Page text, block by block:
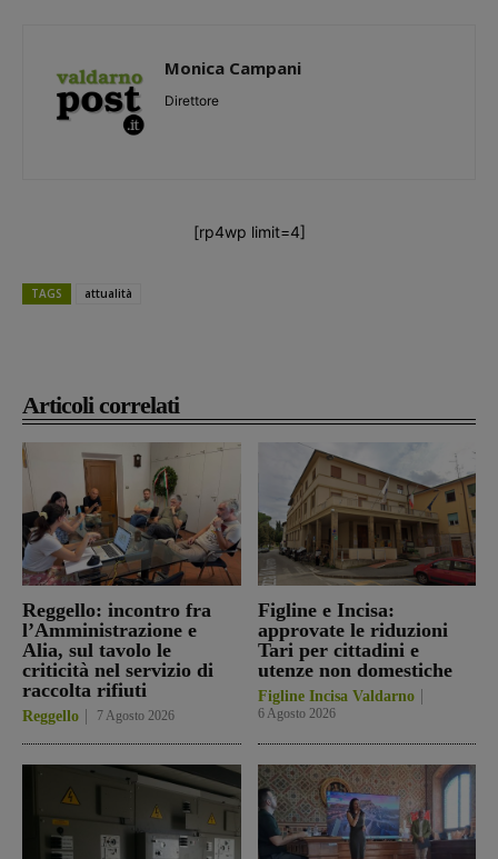
Articoli correlati
Reggello: incontro fra
l’Amministrazione e
Alia, sul tavolo le
criticità nel servizio di
raccolta rifiuti
Reggello 7 Agosto 2026
Figline e Incisa:
approvate le riduzioni
Tari per cittadini e
utenze non domestiche
Figline Incisa Valdarno
6 Agosto 2026
Monica Campani
Direttore
[rp4wp limit=4]
TAGS attualità